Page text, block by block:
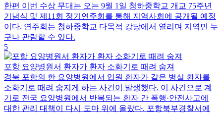
한편 이번 수상 무대는 오는 9월 1일 청하중학교 개교 75주년
기념식 및 제11회 정기연주회를 통해 지역사회에 공개될 예정
이다. 연주회는 청하중학교 다목적 강당에서 열리며 지역민 누
구나 관람할 수 있다.
5
포항 요양병원서 환자가 환자 소화기로 때려 숨져
경북 포항의 한 요양병원에서 입원 환자가 같은 병실 환자를
소화기로 때려 숨지게 하는 사건이 발생했다. 이 사건으로 계
기로 전국 요양병원에서 반복되는 환자 간 폭행·안전사고에
대한 관리 대책이 다시 도마 위에 올랐다. 포항북부경찰서에